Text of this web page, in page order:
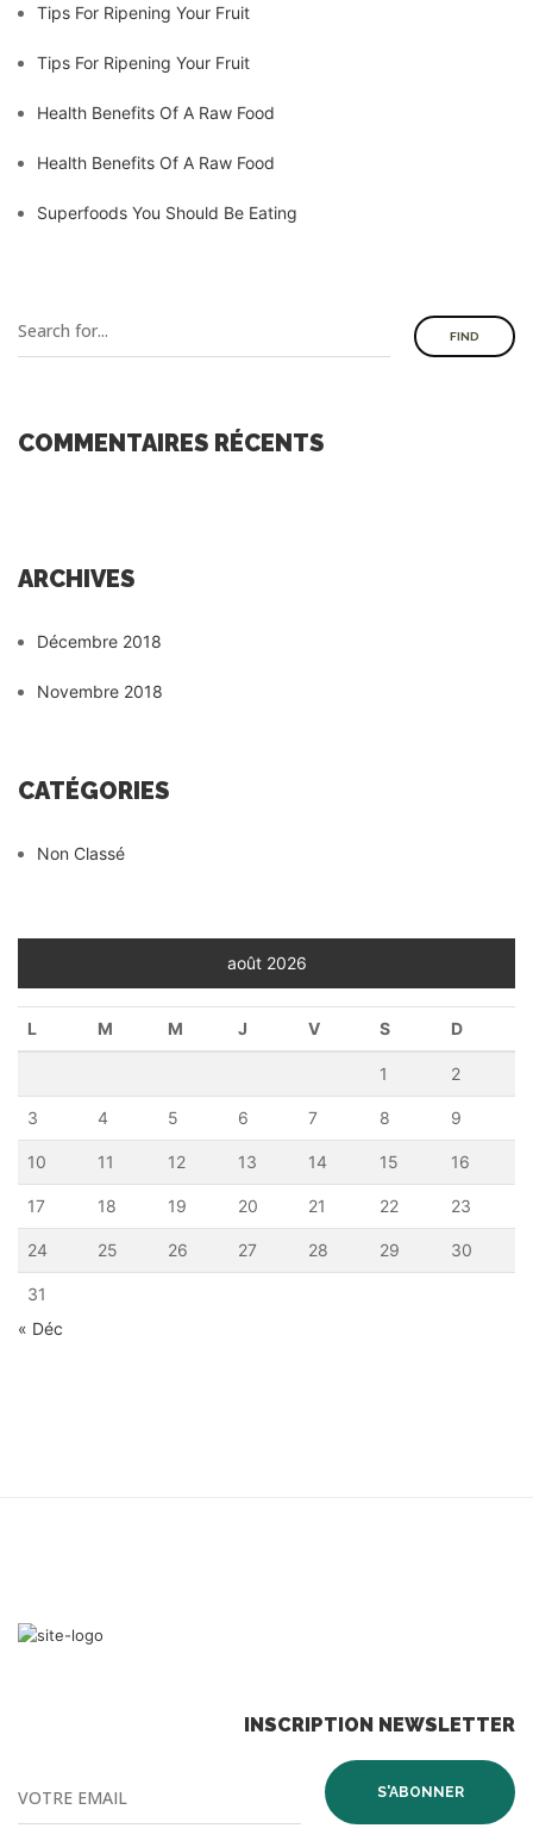
Tips For Ripening Your Fruit
Tips For Ripening Your Fruit
Health Benefits Of A Raw Food
Health Benefits Of A Raw Food
Superfoods You Should Be Eating
FIND
COMMENTAIRES RÉCENTS
ARCHIVES
Décembre 2018
Novembre 2018
CATÉGORIES
Non Classé
août 2026
L M M J V S D
1 2
3 4 5 6 7 8 9
10 11 12 13 14 15 16
17 18 19 20 21 22 23
24 25 26 27 28 29 30
31
« Déc
INSCRIPTION NEWSLETTER